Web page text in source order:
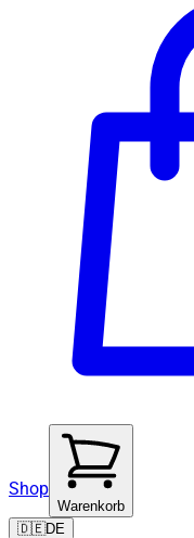
Shop
Warenkorb
🇩🇪DE